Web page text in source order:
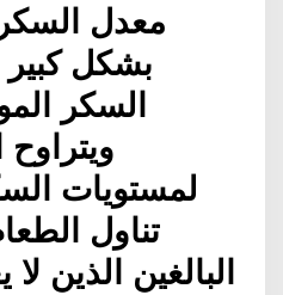
معدل
بشكل كبير
السكر
لمستويات
تناول
البالغين الذين